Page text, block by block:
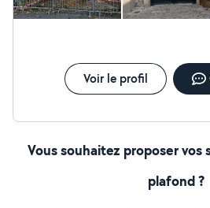
Voir le profil
Vous souhaitez proposer vos
plafond ?